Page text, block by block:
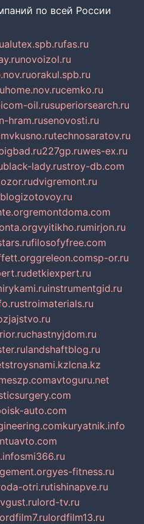
по всей России
alutex.spb.rufas.ru
novoizol.ru
orakul.spb.ru
home.nov.rucemko.ru
oil.rusuperiorsearch.ru
hram.rusenovosti.ru
technosaratov.ru
227gp.ruwes-ex.ru
black-lady.rustroy-db.com
dvigremont.ru
blogizotovoy.ru
remontdoma.com
vyitikho.rumirjon.ru
filosofyfree.com
greleon.comsp-or.ru
detkiexpert.ru
instrumentgid.ru
stroimaterials.ru
chastnyjdom.ru
landshaftblog.ru
stroysnami.kzlcna.kz
avtoguru.net
auto.com
kuryatnik.info
smi366.ru
yes-fitness.ru
otri.rutishinapve.ru
lord-tv.ru
lordfilm13.ru